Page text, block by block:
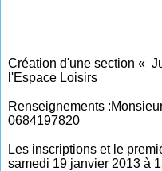
Création d'une section «
l'Espace Loisirs
Renseignements
0684197820
Les inscriptions et le
samedi 19 janvier 2013 à